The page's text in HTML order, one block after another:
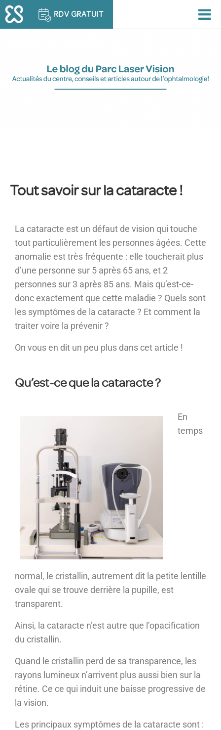
RDV GRATUIT
Tout savoir sur la cataracte !
La cataracte est un défaut de vision qui touche
tout particulièrement les personnes âgées. Cette
anomalie est très fréquente : elle toucherait plus
d’une personne sur 5 après 65 ans, et 2
personnes sur 3 après 85 ans. Mais qu’est-ce-
donc exactement que cette maladie ? Quels sont
les symptômes de la cataracte ? Et comment la
traiter voire la prévenir ?
On vous en dit un peu plus dans cet article !
Qu’est-ce que la cataracte ?
En
temps
normal, le cristallin, autrement dit la petite lentille
ovale qui se trouve derrière la pupille, est
transparent.
Ainsi, la cataracte n’est autre que l’opacification
du cristallin.
Quand le cristallin perd de sa transparence, les
rayons lumineux n’arrivent plus aussi bien sur la
rétine. Ce ce qui induit une baisse progressive de
la vision.
Les principaux symptômes de la cataracte sont :